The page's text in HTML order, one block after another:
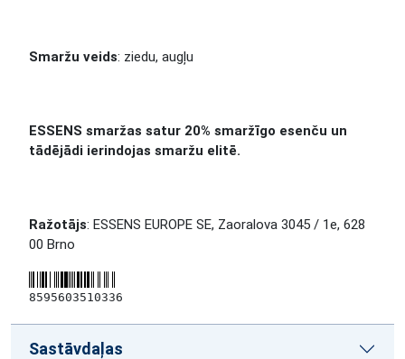
Smaržu veids: ziedu, augļu
ESSENS smaržas satur 20% smaržīgo esenču un
tādējādi ierindojas smaržu elitē.
Ražotājs: ESSENS EUROPE SE, Zaoralova 3045 / 1e, 628
00 Brno
8595603510336
Sastāvdaļas